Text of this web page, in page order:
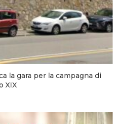
la gara per la campagna di
XIX